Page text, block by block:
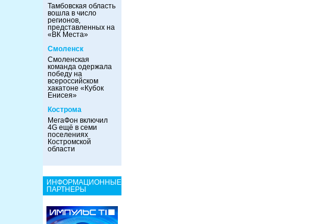
Тамбовская область
вошла в число
регионов,
представленных на
«ВК Места»
Смоленск
Смоленская
команда одержала
победу на
всероссийском
хакатоне «Кубок
Енисея»
Кострома
МегаФон включил
4G ещё в семи
поселениях
Костромской
области
ИНФОРМАЦИОННЫЕ
ПАРТНЕРЫ